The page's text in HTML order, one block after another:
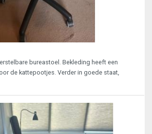
bureastoel. Bekleding heeft een
de kattepootjes. Verder in goede staat,